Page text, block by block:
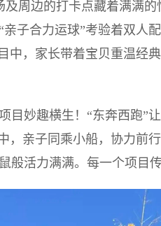
及周边的打卡点藏着满满
子合力运球”考验着双人
中，家长带着宝贝重温经
目妙趣横生！“东奔西跑”
，亲子同乘小船，协力前
般活力满满。每一个项目